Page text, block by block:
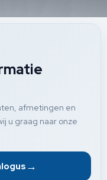
afmetingen en
u graag naar onze
→